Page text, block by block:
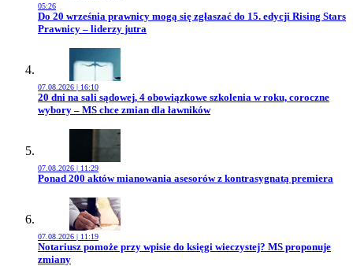
05:26
Przejdź do artykułu:
Do 20 września prawnicy mogą się zgłaszać do 15. edycji Rising Stars
Prawnicy – liderzy jutra
07.08.2026 | 16:10
Przejdź do artykułu:
20 dni na sali sądowej, 4 obowiązkowe szkolenia w roku, coroczne
wybory – MS chce zmian dla ławników
07.08.2026 | 11:29
Przejdź do artykułu:
Ponad 200 aktów mianowania asesorów z kontrasygnatą premiera
07.08.2026 | 11:19
Przejdź do artykułu:
Notariusz pomoże przy wpisie do księgi wieczystej? MS proponuje
zmiany